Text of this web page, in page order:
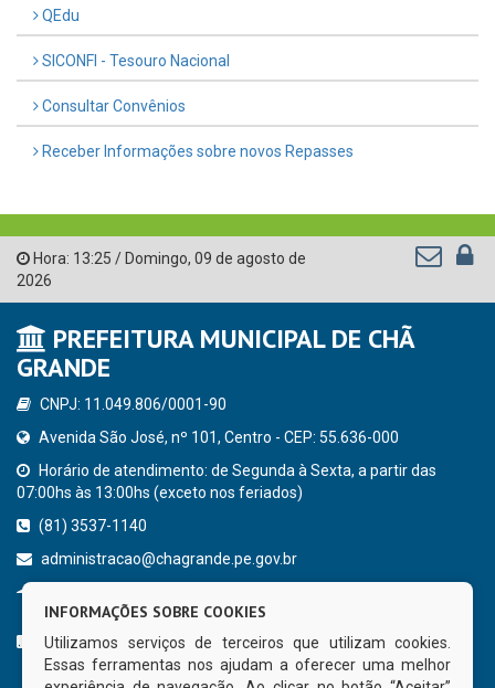
QEdu
SICONFI - Tesouro Nacional
Consultar Convênios
Receber Informações sobre novos Repasses
Hora: 13:25 / Domingo, 09 de agosto de
2026
PREFEITURA MUNICIPAL DE CHÃ
GRANDE
CNPJ: 11.049.806/0001-90
Avenida São José, nº 101, Centro - CEP: 55.636-000
Horário de atendimento: de Segunda à Sexta, a partir das
07:00hs às 13:00hs (exceto nos feriados)
(81) 3537-1140
administracao@chagrande.pe.gov.br
CURTA NOSSA FAN PAGE
INFORMAÇÕES SOBRE COOKIES
Utilizamos serviços de terceiros que utilizam cookies.
Essas ferramentas nos ajudam a oferecer uma melhor